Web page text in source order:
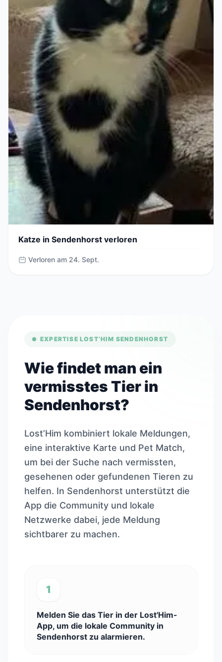
Katze in Sendenhorst verloren
Verloren am 24. Sept.
EXPERTISE LOST’HIM SENDENHORST
Wie findet man ein
vermisstes Tier in
Sendenhorst?
Lost’Him kombiniert lokale Meldungen,
eine interaktive Karte und Pet Match,
um bei der Suche nach vermissten,
gesehenen oder gefundenen Tieren zu
helfen. In Sendenhorst unterstützt die
App die Community und lokale
Netzwerke dabei, jede Meldung
sichtbarer zu machen.
1
Melden Sie das Tier in der Lost'Him-
App, um die lokale Community in
Sendenhorst zu alarmieren.